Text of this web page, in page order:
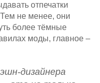
отпечатки
не менее, они
более тёмные
моды, главное –
дизайнера